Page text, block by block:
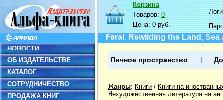
НОВОСТИ
ОБ ИЗДАТЕЛЬСТВЕ
КАТАЛОГ
СОТРУДНИЧЕСТВО
ПРОДАЖА КНИГ
Корзина
Товаров:0
Цена:0 руб.
Feral. Rewilding the Land,
Личное пространство
Жанры: Книги / Книги на
Нехудожественная литература на